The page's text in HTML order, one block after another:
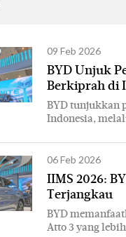
09 Feb 2026
BYD Unjuk
Berkiprah di
BYD tunjukkan
Indonesia,
06 Feb 2026
IIMS 2026:
Terjangkau
BYD
Atto 3 yang